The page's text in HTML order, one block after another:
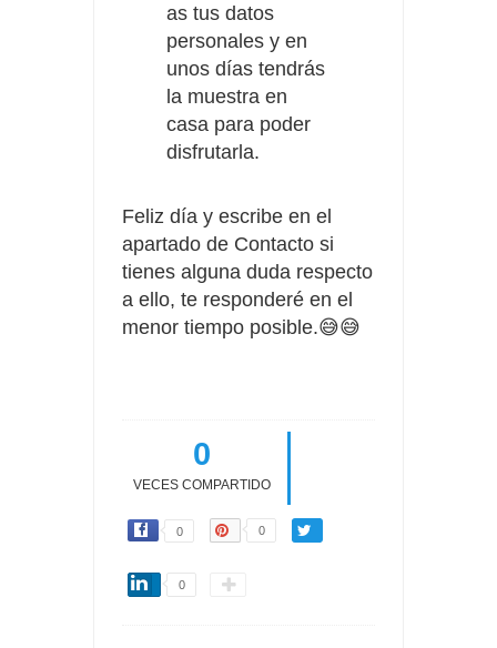
as tus datos
personales y en
unos días tendrás
la muestra en
casa para poder
disfrutarla.
Feliz día y escribe en el
apartado de Contacto si
tienes alguna duda respecto
a ello, te responderé en el
menor tiempo posible.😅😅
0
VECES COMPARTIDO
0 0
0